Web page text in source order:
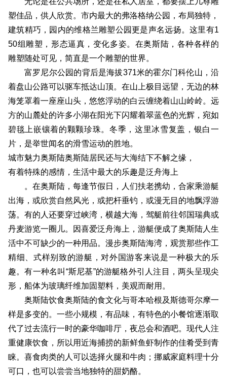
塑佳品，供人欣赏。市内最大的弗洛格纳公园，布局独特，
建筑精巧，园内的维格兰雕塑公园更是声名远扬。这里有1
50组雕塑，形态逼真，变化多姿。在奥斯陆，各种各样的
雕塑随处可见，简直是一个雕塑的世界。
富罗尼尔公园的背后是海拔371米的霍尔门科伦山，沿
着盘山公路可以驱车抵达山顶。在山上极目远望，无边的林
海笼罩着一座座山头，悠悠浮动的白云缠绕着山山岭岭。远
方的山麓处的许多小湖在阳光下闪耀着翠蓝色的光辉，宛如
碧毯上嵌镶着的颗颗珍珠。冬季，这里冰雪复盖，银白一
片，是举世闻名的滑雪运动的胜地。
城市魅力奥斯陆奥斯陆居民还与大海结下不解之缘，
有着特殊的感情，生活中最大的乐趣是泛舟海上
。在奥斯陆，每逢节假日，人们扶老携幼，合家乘游艇
出海，或欣赏自然风光，或把杆垂钓，或漫无目的地飘浮游
荡。有的人还要穿过峡湾，横越大海，驾艇前往邻国瑞典或
丹麦游览一圈儿。因喜爱泛舟海上，游艇便成了奥斯陆人生
活中不可缺少的一种用品。漫步奥斯陆海湾，观赏那些作工
精细、式样别致的游艇，对外国游客来说是一种极大的乐
趣。有一种名叫“斯尼基”的游艇格外引人注目，两头呈现尖
形，船体为玻璃纤维加固塑料，美观而耐用。
奥斯陆饮食奥斯陆的食文化与哥本哈根及斯德哥尔摩一
样是多变的。一些小规模，有品味，有特色的小餐馆逐渐取
代了过去流行一时的豪华咖啡厅，夜总会和酒吧。现代人注
重健康饮食，所以用近海捕捞的新鲜鱼虾制作的佳肴受到青
睐。喜食肉类的人可以选择火腿和牛肉；挪威家庭料理十分
可口，也可以尝尝当地独特的甜奶酪。